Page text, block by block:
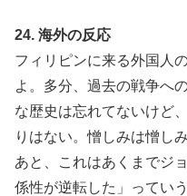
24. 海外の反応
フィリピンに来る外国人
よ。多分、過去の戦争へ
な歴史は忘れてないけど
りはない。憎しみは憎し
あと、これはあくまでジ
係性が逆転した」ってい